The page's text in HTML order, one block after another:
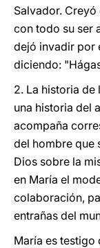
Salvador.
con todo su ser
dejó invadir por
diciendo:
2. La historia de
una historia del
acompaña
del hombre que
Dios sobre la
en María el
colaboración,
entrañas del
María es testigo